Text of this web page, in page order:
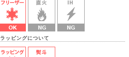
グについて